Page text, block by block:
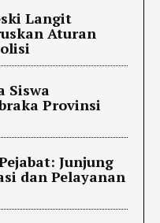
Langit
Aturan
Siswa
Provinsi
Junjung
dan Pelayanan